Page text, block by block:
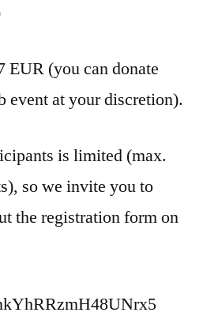
EUR (you can donate
at your discretion).
is limited (max.
so we invite you to
the registration form on